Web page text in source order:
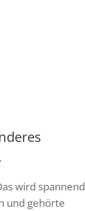
wird spannend
und gehörte